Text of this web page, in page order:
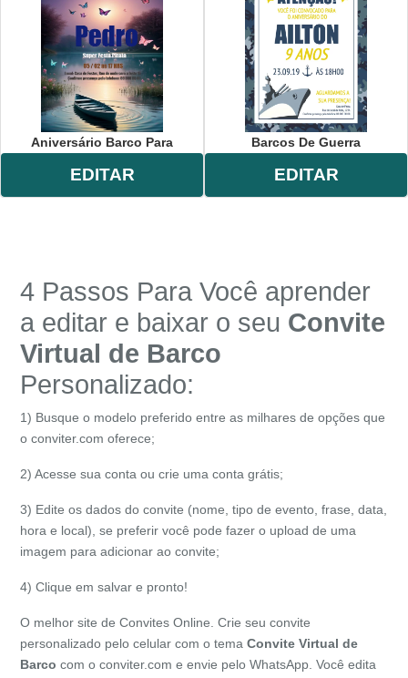
festa , menino ,barco , tesouro infantil , celebração,
comemoração,online personalizado whatsapp.
Aniversário Barco Para
EDITAR
Barcos De Guerra
EDITAR
4 Passos Para Você aprender
a editar e baixar o seu Convite
Virtual de Barco
Personalizado:
1) Busque o modelo preferido entre as milhares de opções que
o conviter.com oferece;
2) Acesse sua conta ou crie uma conta grátis;
3) Edite os dados do convite (nome, tipo de evento, frase, data,
hora e local), se preferir você pode fazer o upload de uma
imagem para adicionar ao convite;
4) Clique em salvar e pronto!
O melhor site de Convites Online. Crie seu convite
personalizado pelo celular com o temaConvite Virtual de
Barco com o conviter.com e envie pelo WhatsApp. Você edita